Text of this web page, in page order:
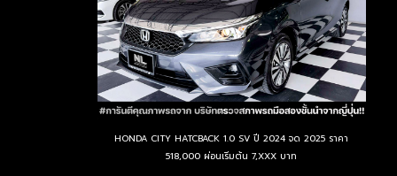
HONDA CITY HATCBACK 1.0 SV ปี 2024 จด 2025 ราคา
518,000 ผ่อนเริ่มต้น 7,XXX บาท